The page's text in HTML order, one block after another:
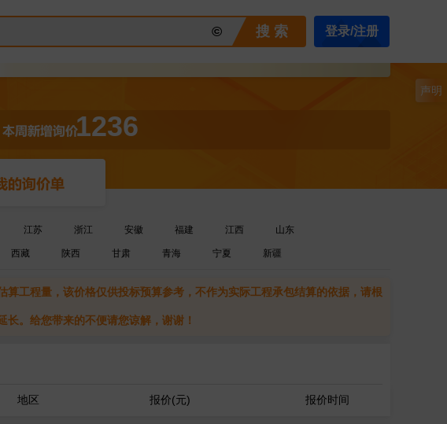
© 搜 索 登录/注册
1236
声明
江苏 浙江 安徽 福建 江西 山东
西藏 陕西 甘肃 青海 宁夏 新疆
工程量，该价格仅供投标预算参考，不作为实际工程承包结算的依据，请根
。给您带来的不便请您谅解，谢谢！
地区 报价(元) 报价时间